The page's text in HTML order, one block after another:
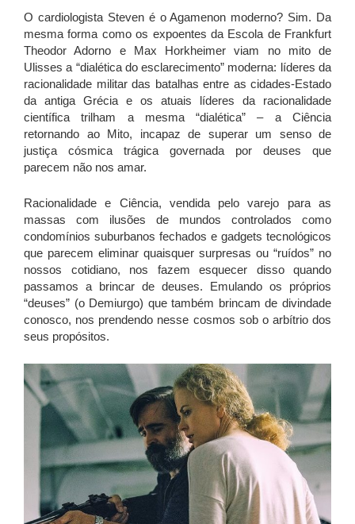
O cardiologista Steven é o Agamenon moderno? Sim. Da
mesma forma como os expoentes da Escola de Frankfurt
Theodor Adorno e Max Horkheimer viam no mito de
Ulisses a “dialética do esclarecimento” moderna: líderes da
racionalidade militar das batalhas entre as cidades-Estado
da antiga Grécia e os atuais líderes da racionalidade
científica trilham a mesma “dialética” – a Ciência
retornando ao Mito, incapaz de superar um senso de
justiça cósmica trágica governada por deuses que
parecem não nos amar.
Racionalidade e Ciência, vendida pelo varejo para as
massas com ilusões de mundos controlados como
condomínios suburbanos fechados e gadgets tecnológicos
que parecem eliminar quaisquer surpresas ou “ruídos” no
nossos cotidiano, nos fazem esquecer disso quando
passamos a brincar de deuses. Emulando os próprios
“deuses” (o Demiurgo) que também brincam de divindade
conosco, nos prendendo nesse cosmos sob o arbítrio dos
seus propósitos.